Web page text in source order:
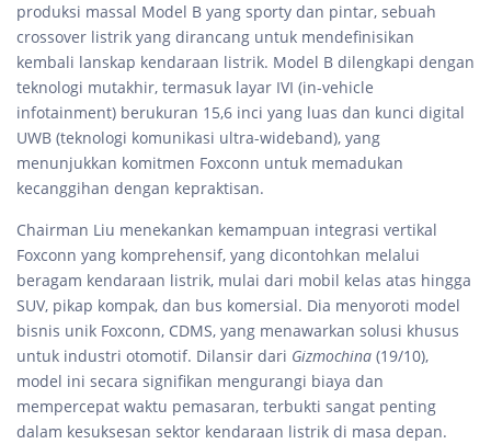
produksi massal Model B yang sporty dan pintar, sebuah
crossover listrik yang dirancang untuk mendefinisikan
kembali lanskap kendaraan listrik. Model B dilengkapi dengan
teknologi mutakhir, termasuk layar IVI (in-vehicle
infotainment) berukuran 15,6 inci yang luas dan kunci digital
UWB (teknologi komunikasi ultra-wideband), yang
menunjukkan komitmen Foxconn untuk memadukan
kecanggihan dengan kepraktisan.
Chairman Liu menekankan kemampuan integrasi vertikal
Foxconn yang komprehensif, yang dicontohkan melalui
beragam kendaraan listrik, mulai dari mobil kelas atas hingga
SUV, pikap kompak, dan bus komersial. Dia menyoroti model
bisnis unik Foxconn, CDMS, yang menawarkan solusi khusus
untuk industri otomotif. Dilansir dari Gizmochina (19/10),
model ini secara signifikan mengurangi biaya dan
mempercepat waktu pemasaran, terbukti sangat penting
dalam kesuksesan sektor kendaraan listrik di masa depan.